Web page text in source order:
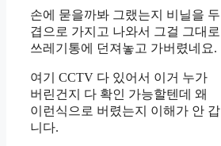
손에 묻을까봐 그랬는지 비닐을 두
겹으로 가지고 나와서 그걸 그대로
쓰레기통에 던져놓고 가버렸네요.
여기 CCTV 다 있어서 이거 누가
버린건지 다 확인 가능할텐데 왜
이런식으로 버렸는지 이해가 안 갑
니다.